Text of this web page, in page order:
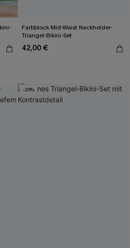
Farbblock Mid-Waist Neckholder-
Triangel-Bikini-Set
42,00 €
-20%